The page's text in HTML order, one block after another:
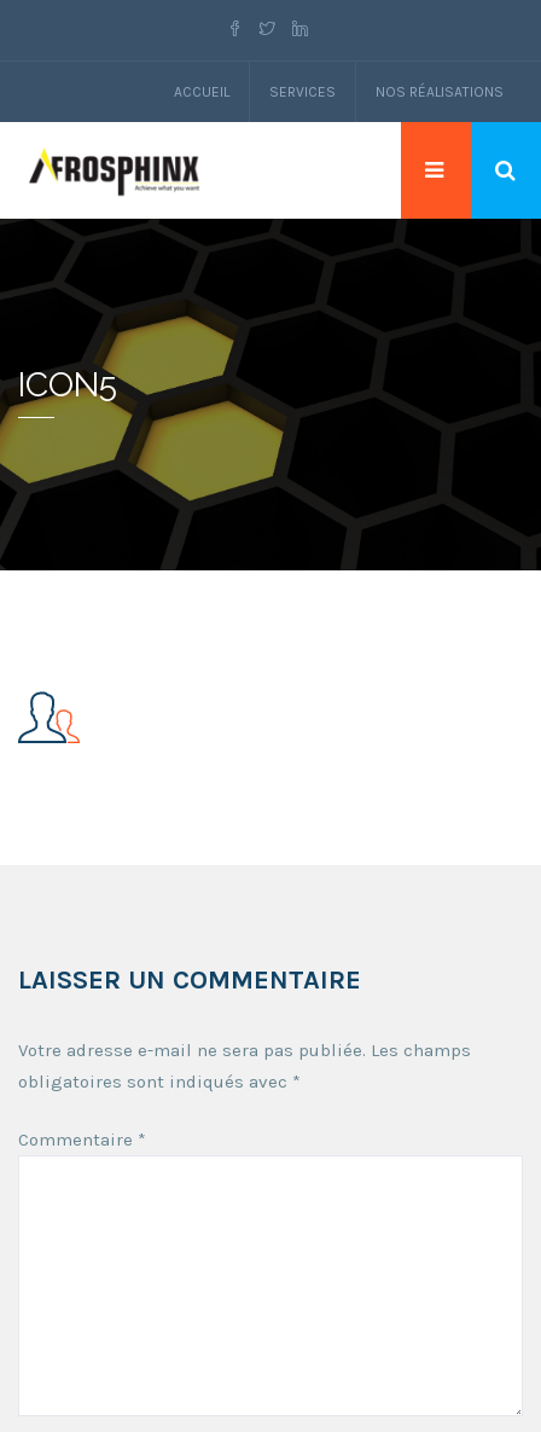
ACCUEIL SERVICES NOS RÉALISATIONS
ICON5
LAISSER UN COMMENTAIRE
Votre adresse e-mail ne sera pas publiée. Les champs
obligatoires sont indiqués avec *
Commentaire *